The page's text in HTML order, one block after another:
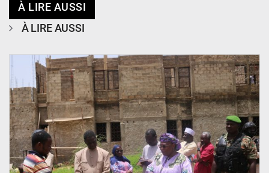
À LIRE AUSSI
À LIRE AUSSI